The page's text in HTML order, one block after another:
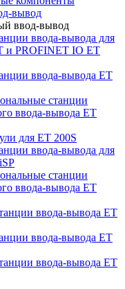
вывод
ввод-вывод
ввода-вывода для
и PROFINET IO ET
ввода-вывода ET
станции
ввода-вывода ET
для ET 200S
ввода-вывода для
станции
ввода-вывода ET
ввода-вывода ET
ввода-вывода ET
ввода-вывода ET